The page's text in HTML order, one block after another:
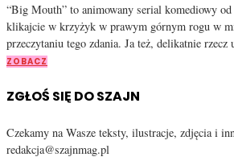
“Big Mouth” to animowany serial komediowy
klikajcie w krzyżyk w prawym górnym rogu w
przeczytaniu tego zdania. Ja też, delikatnie
ZOBACZ
ZGŁOŚ SIĘ DO SZAJN
Czekamy na Wasze teksty, ilustracje, zdjęcia i
redakcja@szajnmag.pl